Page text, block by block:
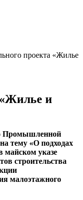
проекта «Жилье
и
Промышленной
тему «О подходах
майском указе
строительства
малоэтажного